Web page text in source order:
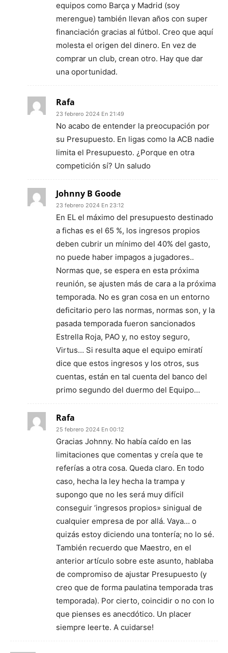
equipos como Barça y Madrid (soy
merengue) también llevan años con super
financiación gracias al fútbol. Creo que aquí
molesta el origen del dinero. En vez de
comprar un club, crean otro. Hay que dar
una oportunidad.
Rafa
23 febrero 2024 En 21:49
No acabo de entender la preocupación por
su Presupuesto. En ligas como la ACB nadie
limita el Presupuesto. ¿Porque en otra
competición sí? Un saludo
Johnny B Goode
23 febrero 2024 En 23:12
En EL el máximo del presupuesto destinado
a fichas es el 65 %, los ingresos propios
deben cubrir un mínimo del 40% del gasto,
no puede haber impagos a jugadores..
Normas que, se espera en esta próxima
reunión, se ajusten más de cara a la próxima
temporada. No es gran cosa en un entorno
deficitario pero las normas, normas son, y la
pasada temporada fueron sancionados
Estrella Roja, PAO y, no estoy seguro,
Virtus… Si resulta aque el equipo emiratí
dice que estos ingresos y los otros, sus
cuentas, están en tal cuenta del banco del
primo segundo del duermo del Equipo…
Rafa
25 febrero 2024 En 00:12
Gracias Johnny. No había caído en las
limitaciones que comentas y creía que te
referías a otra cosa. Queda claro. En todo
caso, hecha la ley hecha la trampa y
supongo que no les será muy difícil
conseguir ‘ingresos propios» sinigual de
cualquier empresa de por allá. Vaya… o
quizás estoy diciendo una tontería; no lo sé.
También recuerdo que Maestro, en el
anterior artículo sobre este asunto, hablaba
de compromiso de ajustar Presupuesto (y
creo que de forma paulatina temporada tras
temporada). Por cierto, coincidir o no con lo
que pienses es anecdótico. Un placer
siempre leerte. A cuidarse!